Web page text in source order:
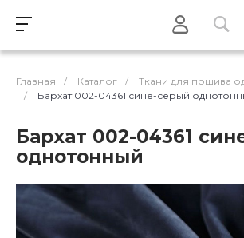
Главная / Каталог / Ткани для пошива
/
Бархат 002-04361 сине-серый
Бархат 002-04361
однотонный